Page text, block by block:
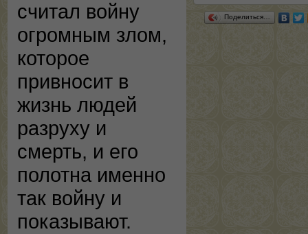
считал войну
огромным злом,
которое
привносит в
жизнь людей
разруху и
смерть, и его
полотна именно
так войну и
показывают.
Поделиться…